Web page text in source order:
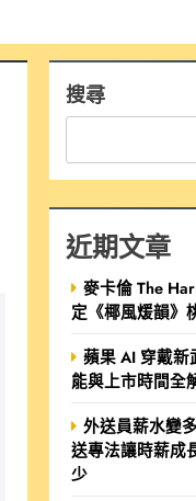
搜尋
近期文章
麥卡倫 The
定《椰風煖韻》
蘋果 AI 穿戴新
能與上市時間全
外送員薪水變
送專法讓時薪成
少